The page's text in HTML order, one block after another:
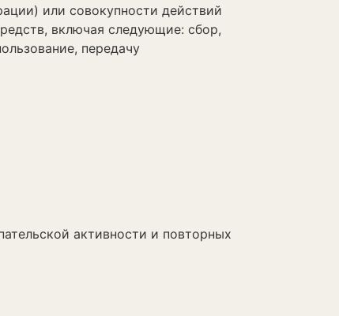
или совокупности действий
включая следующие: сбор,
передачу
активности и повторных